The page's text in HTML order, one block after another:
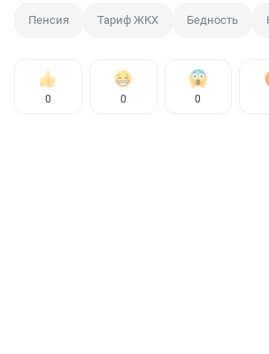
Пенсия Тариф ЖКХ Бедность
0 0 0